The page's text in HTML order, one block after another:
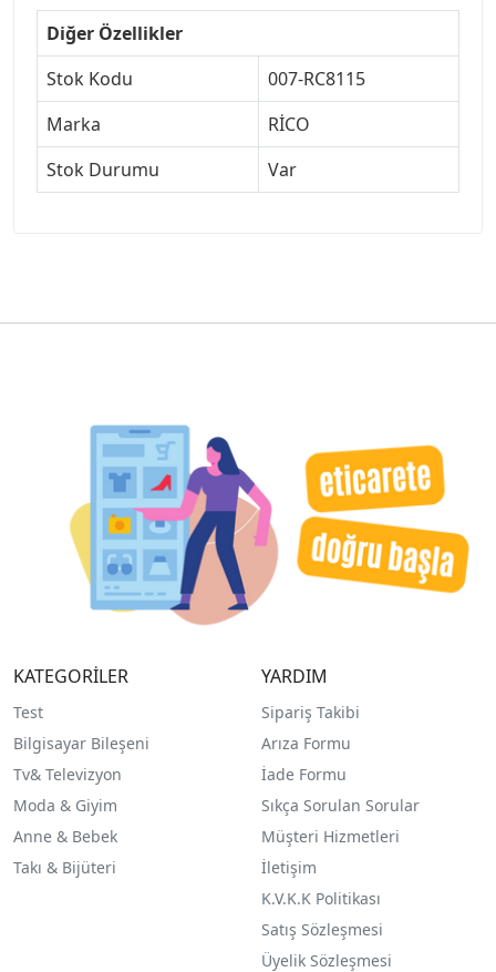
Diğer Özellikler
Stok Kodu
007-RC8115
Marka
RİCO
Stok Durumu
Var
KATEGORİLER
Test
Bilgisayar Bileşeni
Tv& Televizyon
Moda & Giyim
Anne & Bebek
Takı & Bijüteri
YARDIM
Sipariş Takibi
Arıza Formu
İade Formu
Sıkça Sorulan Sorular
Müşteri Hizmetleri
İletişim
K.V.K.K Politikası
Satış Sözleşmesi
Üyelik Sözleşmesi